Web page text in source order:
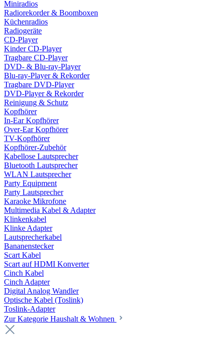
Miniradios
Radiorekorder & Boomboxen
Küchenradios
Radiogeräte
CD-Player
Kinder CD-Player
Tragbare CD-Player
DVD- & Blu-ray-Player
Blu-ray-Player & Rekorder
Tragbare DVD-Player
DVD-Player & Rekorder
Reinigung & Schutz
Kopfhörer
In-Ear Kopfhörer
Over-Ear Kopfhörer
TV-Kopfhörer
Kopfhörer-Zubehör
Kabellose Lautsprecher
Bluetooth Lautsprecher
WLAN Lautsprecher
Party Equipment
Party Lautsprecher
Karaoke Mikrofone
Multimedia Kabel & Adapter
Klinkenkabel
Klinke Adapter
Lautsprecherkabel
Bananenstecker
Scart Kabel
Scart auf HDMI Konverter
Cinch Kabel
Cinch Adapter
Digital Analog Wandler
Optische Kabel (Toslink)
Toslink-Adapter
Zur Kategorie Haushalt & Wohnen